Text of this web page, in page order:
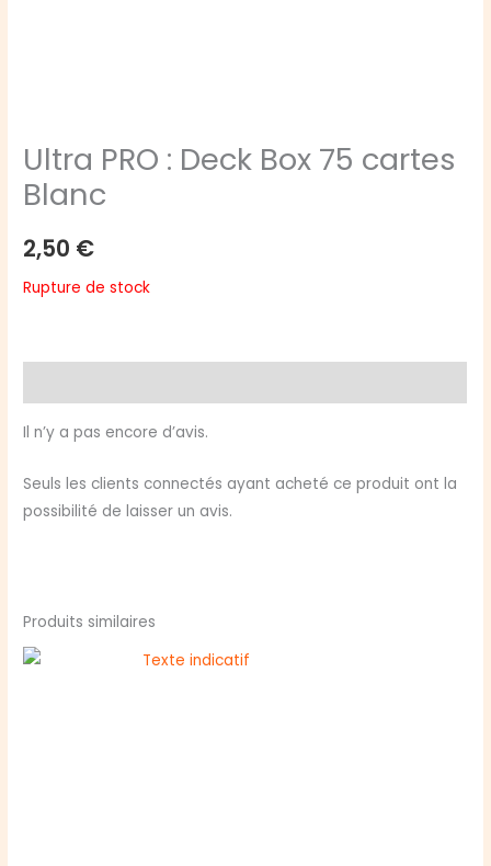
Ultra PRO : Deck Box 75 cartes
Blanc
2,50 €
Rupture de stock
Il n’y a pas encore d’avis.
Seuls les clients connectés ayant acheté ce produit ont la
possibilité de laisser un avis.
Produits similaires